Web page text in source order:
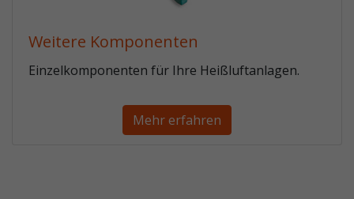
Weitere Komponenten
Einzelkomponenten für Ihre Heißluftanlagen.
Mehr erfahren